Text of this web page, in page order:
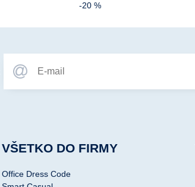
-20 %
VŠETKO DO FIRMY
Office Dress Code